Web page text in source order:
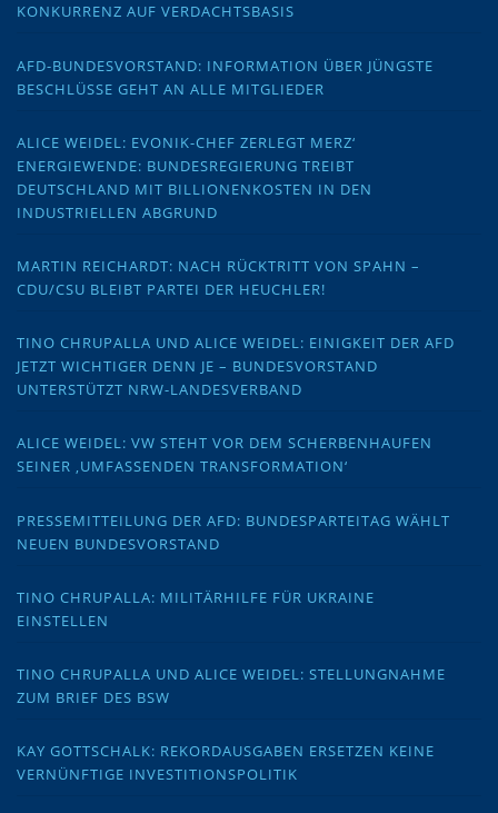
KONKURRENZ AUF VERDACHTSBASIS
AFD-BUNDESVORSTAND: INFORMATION ÜBER JÜNGSTE
BESCHLÜSSE GEHT AN ALLE MITGLIEDER
ALICE WEIDEL: EVONIK-CHEF ZERLEGT MERZ‘
ENERGIEWENDE: BUNDESREGIERUNG TREIBT
DEUTSCHLAND MIT BILLIONENKOSTEN IN DEN
INDUSTRIELLEN ABGRUND
MARTIN REICHARDT: NACH RÜCKTRITT VON SPAHN –
CDU/CSU BLEIBT PARTEI DER HEUCHLER!
TINO CHRUPALLA UND ALICE WEIDEL: EINIGKEIT DER AFD
JETZT WICHTIGER DENN JE – BUNDESVORSTAND
UNTERSTÜTZT NRW-LANDESVERBAND
ALICE WEIDEL: VW STEHT VOR DEM SCHERBENHAUFEN
SEINER ‚UMFASSENDEN TRANSFORMATION‘
PRESSEMITTEILUNG DER AFD: BUNDESPARTEITAG WÄHLT
NEUEN BUNDESVORSTAND
TINO CHRUPALLA: MILITÄRHILFE FÜR UKRAINE
EINSTELLEN
TINO CHRUPALLA UND ALICE WEIDEL: STELLUNGNAHME
ZUM BRIEF DES BSW
KAY GOTTSCHALK: REKORDAUSGABEN ERSETZEN KEINE
VERNÜNFTIGE INVESTITIONSPOLITIK